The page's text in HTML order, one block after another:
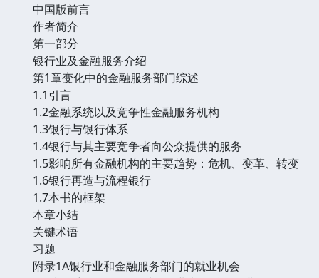
中国版前言
作者简介
第一部分
银行业及金融服务介绍
第1章变化中的金融服务部门综述
1.1引言
1.2金融系统以及竞争性金融服务机构
1.3银行与银行体系
1.4银行与其主要竞争者向公众提供的服务
1.5影响所有金融机构的主要趋势：危机、变革、转变
1.6银行再造与流程银行
1.7本书的框架
本章小结
关键术语
习题
附录1A银行业和金融服务部门的就业机会